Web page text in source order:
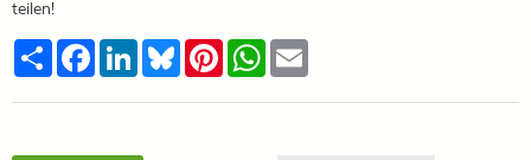
teilen!
TeilenFacebook
LinkedInBlueskyPinterestWhatsApp